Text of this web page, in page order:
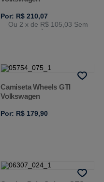
Por: R$ 210,07
Ou 2 x de R$ 105,03 Sem
Juros
Camiseta Wheels GTI
Volkswagen
Por: R$ 179,90